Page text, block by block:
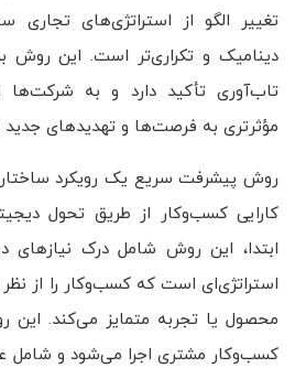
تغییر الگو از استراتژی‌های
دینامیک و تکراری‌تر است. این روش
تاب‌آوری تأکید دارد و به شرکت‌ها
مؤثرتری به فرصت‌ها و تهدیدهای
روش پیشرفت سریع یک رویکرد
کارایی کسب‌وکار از طریق تحول
ابتدا، این روش شامل درک نیازهای
استراتژی‌ای است که کسب‌وکار را از
محصول یا تجربه متمایز می‌کند. این
کسب‌وکار مشتری اجرا می‌شود و شامل